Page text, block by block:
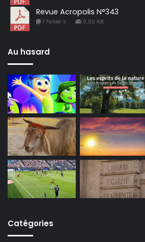
Revue Acropolis N°343
1 fichier·s 0.00 KB
Au hasard
Catégories